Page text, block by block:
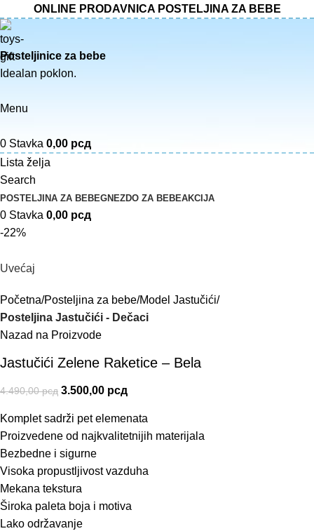
ONLINE PRODAVNICA POSTELJINA ZA BEBE
Posteljinice za bebe
Idealan poklon.
Menu
0 Stavka 0,00 рсд
Lista želja
Search
POSTELJINA ZA BEBEGNEZDO ZA BEBEAKCIJA
0 Stavka 0,00 рсд
-22%
Uvećaj
Početna Posteljina za bebe Model Jastučići
Posteljina Jastučići - Dečaci
Nazad na Proizvode
Jastučići Zelene Raketice – Bela
4.490,00рсд 3.500,00 рсд
Komplet sadrži pet elemenata
Proizvedene od najkvalitetnijih materijala
Bezbedne i sigurne
Visoka propustljivost vazduha
Mekana tekstura
Široka paleta boja i motiva
Lako održavanje